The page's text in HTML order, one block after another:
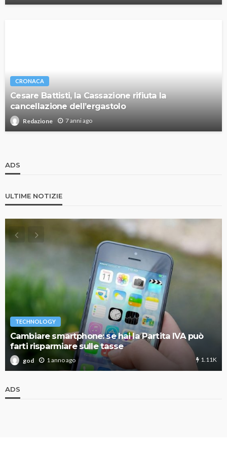
CRONACA
Cesare Battisti, la Cassazione rifiuta la
cancellazione dell’ergastolo
Redazione 7 anni ago
ADS
ULTIME NOTIZIE
TECHNOLOGY
Cambiare smartphone: se hai la Partita IVA può
farti risparmiare sulle tasse
god 1 anno ago 1.11K
ADS